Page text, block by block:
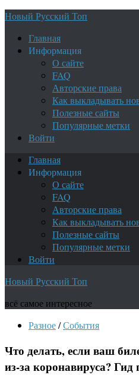
Новый Русский Топ
Главная
Информация
О сайте
FAQ
Авторские права
Как выкладывать
Полезные сайты
Популярные метки
Войти
Главная
Информация
О сайте
FAQ
Авторские права
Как выкладывать
Полезные сайты
Популярные метки
Войти
Новый Русский Топ
всё самое интересное
Разное/События
Что делать, если ваш
из-за коронавируса?